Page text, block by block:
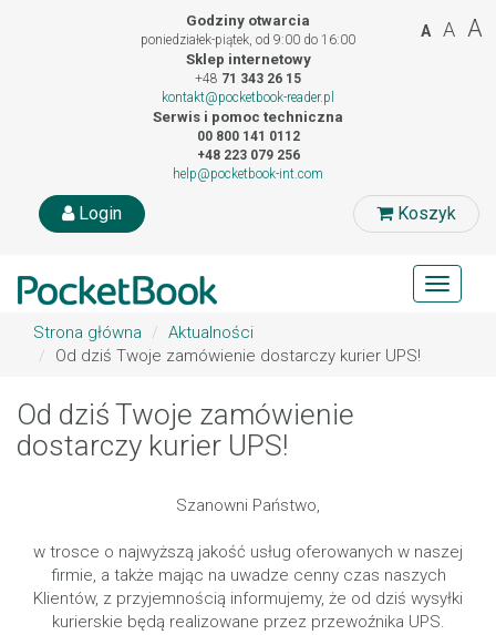
Godziny otwarcia
poniedziałek-piątek, od 9:00 do 16:00
Sklep internetowy
+48 71 343 26 15
kontakt@pocketbook-reader.pl
Serwis i pomoc techniczna
00 800 141 0112
+48 223 079 256
help@pocketbook-int.com
Koszyk
Login
A A A
Toggle
Strona główna
Aktualności
Od dziś Twoje zamówienie dostarczy kurier UPS!
Od dziś Twoje zamówienie
dostarczy kurier UPS!
Szanowni Państwo,
w trosce o najwyższą jakość usług oferowanych w naszej
firmie, a także mając na uwadze cenny czas naszych
Klientów, z przyjemnością informujemy, że od dziś wysyłki
kurierskie będą realizowane przez przewoźnika UPS.